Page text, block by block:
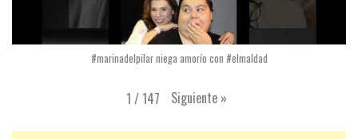
#marinadelpilar niega amorío con #elmaldad
1 /147 Siguiente »